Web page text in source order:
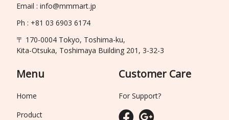
Email : info@mmmart.jp
Ph : +81 03 6903 6174
〒 170-0004 Tokyo, Toshima-ku,
Kita-Otsuka, Toshimaya Building 201, 3-32-3
Menu
Home
Product
Customer Care
For Support?